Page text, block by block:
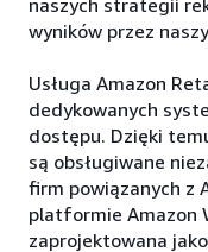
naszych strategii
wyników przez
Usługa Amazon
dedykowanych
dostępu. Dzięki
są obsługiwane
firm powiązanych z
platformie Amazon
zaprojektowana